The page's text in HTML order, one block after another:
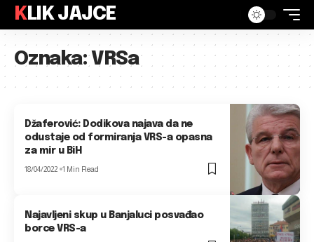
KLIK JAJCE
Oznaka:VRSa
Džaferović: Dodikova najava da ne
odustaje od formiranja VRS-a opasna
za mir u BiH
18/04/2022 1 Min Read
Najavljeni skup u Banjaluci posvađao
borce VRS-a